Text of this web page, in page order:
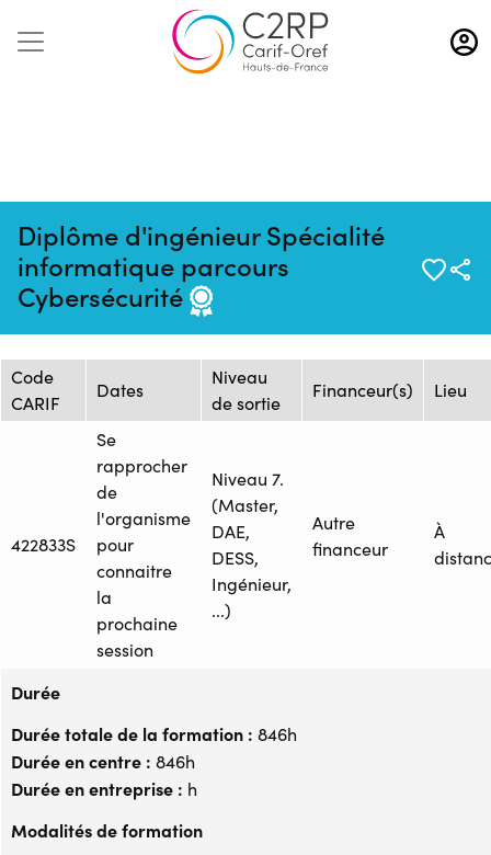
Aller
au
contenu
Diplôme d'ingénieur Spécialité
informatique parcours
Cybersécurité
Mise à jour :
23/09/2025
Formation :
25233758F
Source : CNAM HAUTS-DE-
FRANCE - Centre de Lille
Session de formation
Code
CARIF
Dates
Niveau
de sortie
Financeur(s) Lieu
422833S
Se
rapprocher
de
l'organisme
pour
connaitre
la
prochaine
session
Niveau 7.
(Master,
DAE,
DESS,
Ingénieur,
...)
Autre
financeur
À
Durée
Durée totale de la formation : 846h
Durée en centre : 846h
Durée en entreprise : h
Modalités de formation